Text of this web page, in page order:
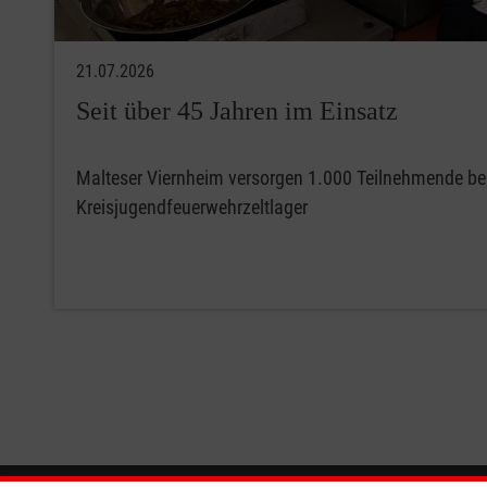
21.07.2026
Seit über 45 Jahren im Einsatz
Malteser Viernheim versorgen 1.000 Teilnehmende
Kreisjugendfeuerwehrzeltlager